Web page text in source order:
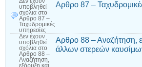
υποβληθεί
σχόλια στο
Αρθρο 87 –
Ταχυδρομικές
υπηρεσίες
Αρθρο 87 –
Δεν έχουν
υποβληθεί
σχόλια στο
Αρθρο 88 –
Αναζήτηση,
εξόρυξη και
Αρθρο 88 – Αναζήτηση,
άλλων στερεών